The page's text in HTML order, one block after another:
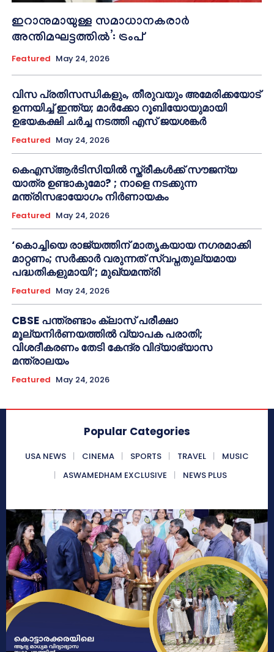
ഇറാനുമായുള്ള സമാധാനകരാർ
അന്തിമഘട്ടത്തിൽ‌’: ട്രംപ്
Featured May 24, 2026
വിസ പ്രതിസന്ധികളും, തീരുവയും അമേരിക്കയോട്
ഉന്നയിച്ച് ഇന്ത്യ; മാർക്കോ റൂബിയോയുമായി
ഉഭയകക്ഷി ചർച്ച നടത്തി എസ് ജയശങ്കർ
Featured May 24, 2026
കെഎസ്ആർടിസിയിൽ സ്ത്രീകൾക്ക് സൗജന്യ
യാത്ര ഉണ്ടാകുമോ? ; നാളെ നടക്കുന്ന
മന്ത്രിസഭായോഗം നിർണായകം
Featured May 24, 2026
‘കൊച്ചിയെ രാജ്യത്തിന് മാതൃകയായ നഗരമാക്കി
മാറ്റണം; സർക്കാർ വരുന്നത് സ്വപ്നതുല്യമായ
പദ്ധതികളുമായി’; മുഖ്യമന്ത്രി
Featured May 24, 2026
CBSE പന്ത്രണ്ടാം ക്ലാസ് പരീക്ഷാ
മൂല്യനിർണയത്തിൽ വ്യാപക പരാതി;
വിശദീകരണം തേടി കേന്ദ്ര വിദ്യാഭ്യാസ
മന്ത്രാലയം
Featured May 24, 2026
Popular Categories
USA NEWS CINEMA SPORTS TRAVEL
MUSIC
ASWAMEDHAM EXCLUSIVE
NEWS PLUS